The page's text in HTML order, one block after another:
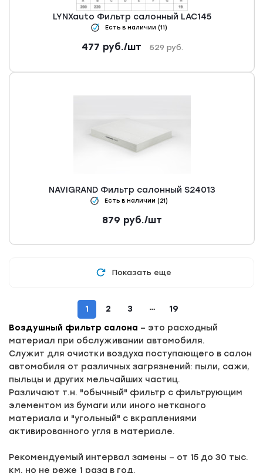
LYNXauto Фильтр салонный LAC145
Есть в наличии (11)
477 руб./шт 529 руб.
NAVIGRAND Фильтр салонный S24013
Есть в наличии (21)
879 руб./шт
Показать еще
1 2 3
19
Воздушный фильтр салона – это расходный
материал при обслуживании автомобиля.
Служит для очистки воздуха поступающего в салон
автомобиля от различных загрязнений: пыли, сажи,
пыльцы и других мельчайших частиц.
Различают т.н. "обычный" фильтр с фильтрующим
элементом из бумаги или иного нетканого
материала и "угольный" с вкраплениями
активированного угля в материале.
Рекомендуемый интервал замены – от 15 до 30 тыс.
км, но не реже 1 раза в год.